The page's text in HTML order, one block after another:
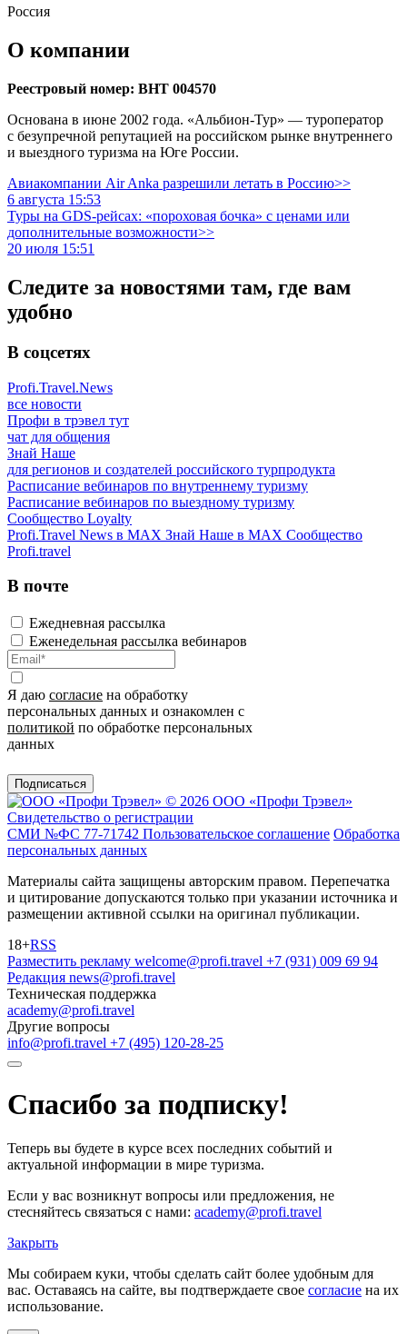
Россия
О компании
Реестровый номер: ВНТ 004570
Основана в июне 2002 года. «Альбион-Тур» — туроператор
с безупречной репутацией на российском рынке внутреннего
и выездного туризма на Юге России.
Авиакомпании Air Anka разрешили летать в Россию>>
6 августа 15:53
Туры на GDS-рейсах: «пороховая бочка» с ценами или
дополнительные возможности>>
20 июля 15:51
Следите за новостями там, где вам
удобно
В соцсетях
Profi.Travel.News
все новости
Профи в трэвел тут
чат для общения
Знай Наше
для регионов и создателей российского турпродукта
Расписание вебинаров по внутреннему туризму
Расписание вебинаров по выездному туризму
Сообщество Loyalty
Profi.Travel News в MAX Знай Наше в MAX Сообщество
Profi.travel
В почте
Ежедневная рассылка
Еженедельная рассылка вебинаров
Я даю согласие на обработку
персональных данных и ознакомлен с
политикой по обработке персональных
данных
Подписаться
© 2026 ООО «Профи Трэвeл»
Свидетельство о регистрации
СМИ №ФС 77-71742 Пользовательское соглашение Обработка
персональных данных
Материалы сайта защищены авторским правом. Перепечатка
и цитирование допускаются только при указании источника и
размещении активной ссылки на оригинал публикации.
18+RSS
Разместить рекламу welcome@profi.travel +7 (931) 009 69 94
Редакция news@profi.travel
Техническая поддержка
academy@profi.travel
Другие вопросы
info@profi.travel +7 (495) 120-28-25
Спасибо за подписку!
Теперь вы будете в курсе всех последних событий и
актуальной информации в мире туризма.
Если у вас возникнут вопросы или предложения, не
стесняйтесь связаться с нами: academy@profi.travel
Закрыть
Мы собираем куки, чтобы сделать сайт более удобным для
вас. Оставаясь на сайте, вы подтверждаете свое согласие на их
использование.